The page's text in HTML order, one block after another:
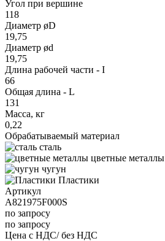
Угол при вершине
118
Диаметр øD
19,75
Диаметр ød
19,75
Длина рабочей части - I
66
Общая длина - L
131
Масса, кг
0,22
Обрабатываемый материал
сталь
цветные металлы
чугун
Пластики
Артикул
A821975F000S
по запросу
по запросу
Цена с НДС/ без НДС